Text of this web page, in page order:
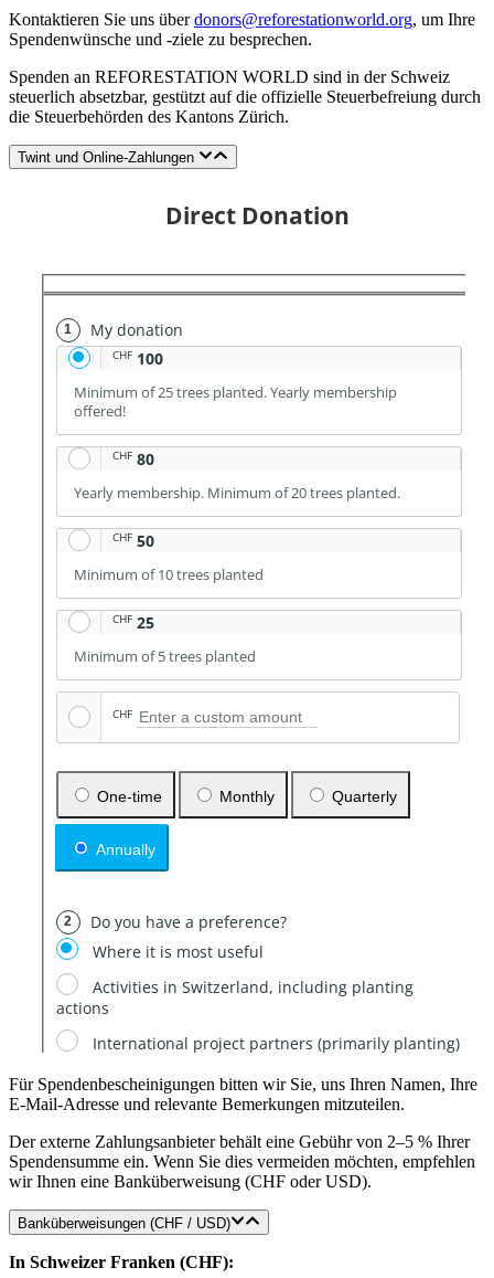
Kontaktieren Sie uns überdonors@reforestationworld.org, um Ihre
Spendenwünsche und -ziele zu besprechen.
Spenden an REFORESTATION WORLD sind in der Schweiz
steuerlich absetzbar, gestützt auf die offizielle Steuerbefreiung durch
die Steuerbehörden des Kantons Zürich.
Twint und Online-Zahlungen
Für Spendenbescheinigungen bitten wir Sie, uns Ihren Namen, Ihre
E-Mail-Adresse und relevante Bemerkungen mitzuteilen.
Der externe Zahlungsanbieter behält eine Gebühr von 2–5 % Ihrer
Spendensumme ein. Wenn Sie dies vermeiden möchten, empfehlen
wir Ihnen eine Banküberweisung (CHF oder USD).
Banküberweisungen (CHF / USD)
In Schweizer Franken (CHF):